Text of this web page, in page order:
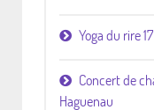
Yoga du rire
Concert de
Haguenau